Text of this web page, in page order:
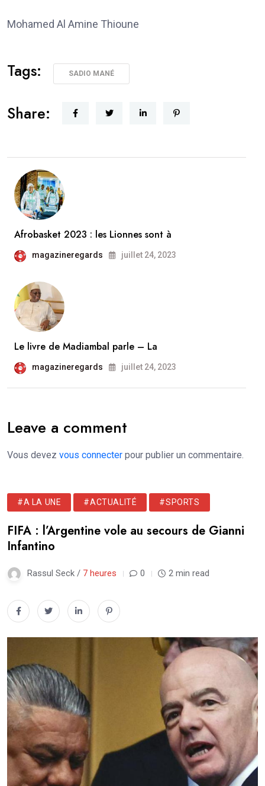
Mohamed Al Amine Thioune
Tags: SADIO MANÉ
Share:
Afrobasket 2023 : les Lionnes sont à
magazineregards juillet 24, 2023
Le livre de Madiambal parle – La
magazineregards juillet 24, 2023
Leave a comment
Vous devez vous connecter pour publier un commentaire.
#A LA UNE #ACTUALITÉ #SPORTS
FIFA : l’Argentine vole au secours de Gianni
Infantino
Rassul Seck / 7 heures 0 2 min read